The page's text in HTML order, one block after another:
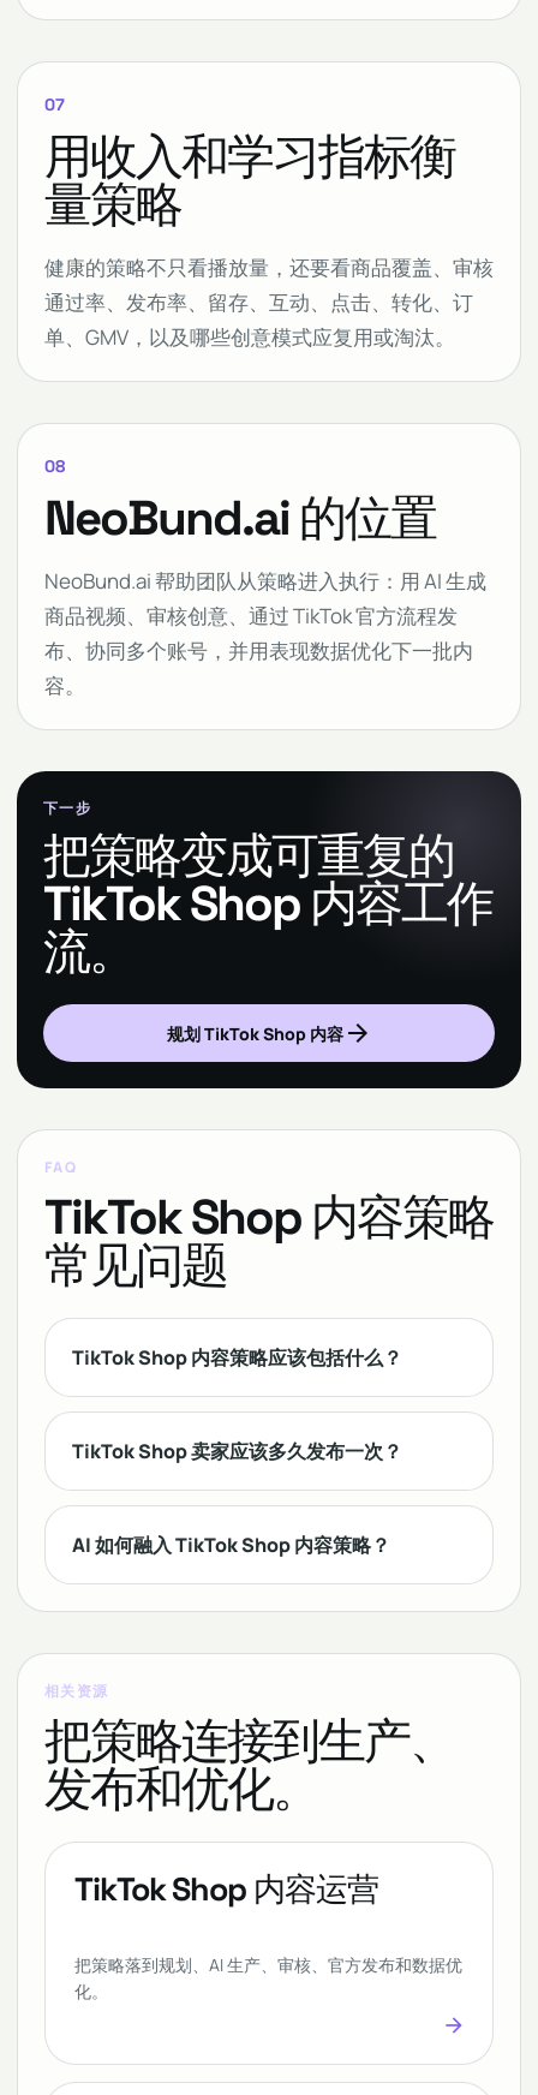
07
用收入和学习指标衡
量策略
健康的策略不只看播放量，还要看商品覆盖、审核
通过率、发布率、留存、互动、点击、转化、订
单、GMV，以及哪些创意模式应复用或淘汰。
08
NeoBund.ai 的位置
NeoBund.ai 帮助团队从策略进入执行：用 AI 生成
商品视频、审核创意、通过 TikTok 官方流程发
布、协同多个账号，并用表现数据优化下一批内
容。
下一步
把策略变成可重复的
TikTok Shop 内容工作
流。
规划 TikTok Shop 内容arrow_forward
FAQ
TikTok Shop 内容策略
常见问题
TikTok Shop 内容策略应该包括什么？
TikTok Shop 卖家应该多久发布一次？
AI 如何融入 TikTok Shop 内容策略？
相关资源
把策略连接到生产、
发布和优化。
TikTok Shop 内容运营
把策略落到规划、AI 生产、审核、官方发布和数据优
化。
arrow_forward